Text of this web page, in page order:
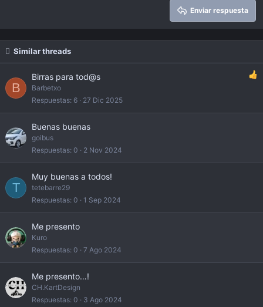
Enviar respuesta
Similar threads
B
Birras para tod@s
Barbetxo
Respuestas 6 27 Dic 2025
Buenas buenas
goibus
Respuestas 0 2 Nov 2024
T
Muy buenas a todos!
tetebarre29
Respuestas 0 1 Sep 2024
Me presento
Kuro
Respuestas 0 7 Ago 2024
Me presento…!
CH.KartDesign
Respuestas 0 3 Ago 2024